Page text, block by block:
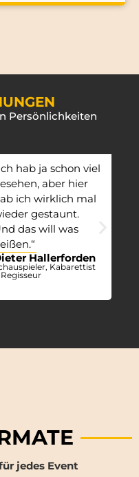
Persönlichkeiten
hab ja schon viel
aber hier
ich wirklich mal
gestaunt.
das will was
Hallerforden
Kabarettist
Regisseur
jedes Event